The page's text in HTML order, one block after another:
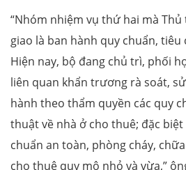
“Nhóm nhiệm vụ thứ hai mà
giao là ban hành quy chuẩn, tiêu
Hiện nay, bộ đang chủ trì, phối
liên quan khẩn trương rà soát,
hành theo thẩm quyền các quy
thuật về nhà ở cho thuê; đặc
chuẩn an toàn, phòng cháy,
cho thuê quy mô nhỏ và vừa,”